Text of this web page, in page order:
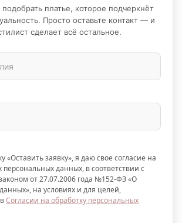
платье, которое подчеркнёт
Просто оставьте контакт — и
сделает всё остальное.
«Оставить заявку», я даю свое согласие на
персональных данных, в соответствии с
от 27.07.2006 года №152-ФЗ «О
на условиях и для целей,
Согласии на обработку персональных